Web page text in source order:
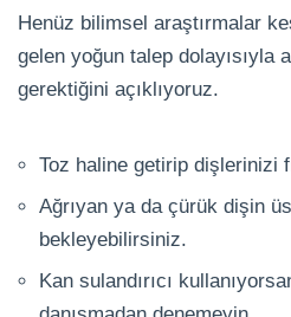
Henüz bilimsel araştırmalar
gelen yoğun talep dolayısıyla
gerektiğini açıklıyoruz.
Toz haline getirip dişlerinizi
Ağrıyan ya da çürük dişin
bekleyebilirsiniz.
Kan sulandırıcı